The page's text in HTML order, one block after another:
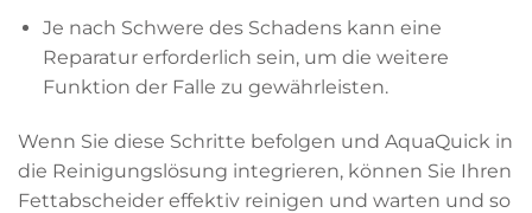
Je nach Schwere des Schadens kann eine
Reparatur erforderlich sein, um die weitere
Funktion der Falle zu gewährleisten.
Wenn Sie diese Schritte befolgen und AquaQuick in
die Reinigungslösung integrieren, können Sie Ihren
Fettabscheider effektiv reinigen und warten und so